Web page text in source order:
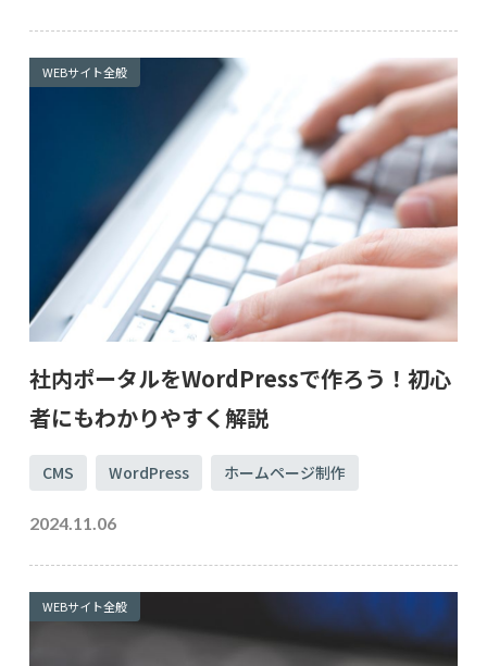
WEBサイト全般
社内ポータルをWordPressで作ろう！初心
者にもわかりやすく解説
CMS WordPress ホームページ制作
2024.11.06
WEBサイト全般